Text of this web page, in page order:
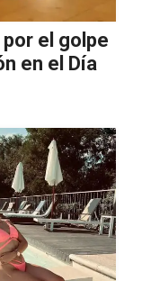
el golpe
en el Día